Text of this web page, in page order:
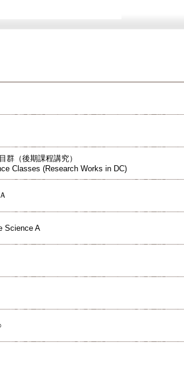
群（後期課程講究）
Classes (Research Works in DC)
Science A